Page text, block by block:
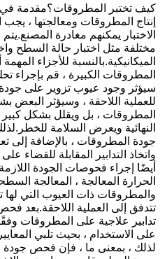
كيف تختبر المطروقات؟مقدمة
إنتاج المطروقات ومعالجتها ، يجب
الاختبار يمكنهم مغادرة
مختلفة مثل اختبار حالة السطح
الميكانيكية.بالنسبة للأجزاء المهمة
المطروقات الكبيرة ، قم بإجراء
سيؤثر وجود عيوب تزوير على جودة
للعملية اللاحقة ، وسيؤثر البعض
المطروقات ، بل ويقلل بشكل
النهائية ويعرض السلامة
جودة المطروقات ، بالإضافة إلى
واتخاذ التدابير المقابلة
أيضًا إجراء فحوصات الجودة
الحرارة المعالجة ، المعالجة
والمطروقات ذات العيوب التي
تتدفق إلى العملية اللاحقة.بعد
تدابير علاجية على المطروقات
على الاستخدام ، بحيث تلبي
لذلك ، بمعنى ما ، فإن فحص